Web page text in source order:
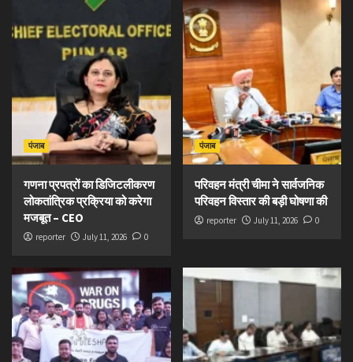
पंजाब
गणना प्रपत्रों का डिजिटलीकरण
लोकतांत्रिक प्रक्रिया को करेगा
मजबूत – CEO
reporter July 11, 2026 0
पंजाब
परिवहन मंत्री चीमा ने सार्वजनिक
परिवहन विस्तार की बड़ी घोषणा की
reporter July 11, 2026 0